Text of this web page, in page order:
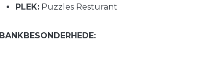
PLEK: Puzzles Resturant
BANKBESONDERHEDE: